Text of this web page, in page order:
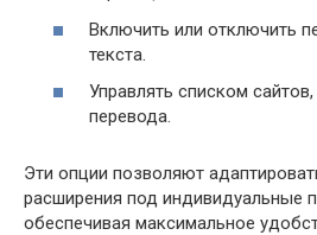
Включить или отключить
текста.
Управлять списком
перевода.
Эти опции позволяют
расширения под индивидуальные
обеспечивая максимальное